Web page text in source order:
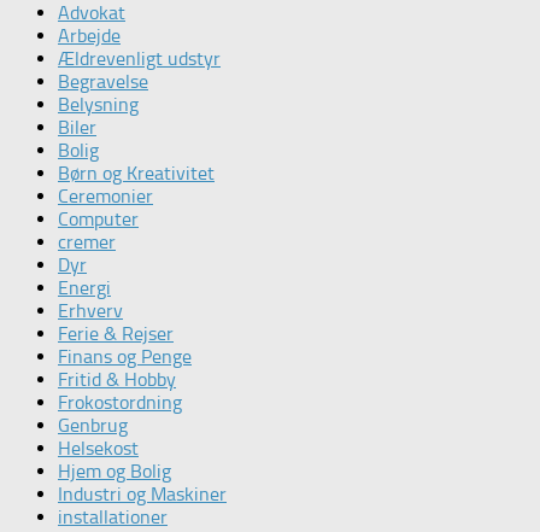
Advokat
Arbejde
Ældrevenligt udstyr
Begravelse
Belysning
Biler
Bolig
Børn og Kreativitet
Ceremonier
Computer
cremer
Dyr
Energi
Erhverv
Ferie & Rejser
Finans og Penge
Fritid & Hobby
Frokostordning
Genbrug
Helsekost
Hjem og Bolig
Industri og Maskiner
installationer